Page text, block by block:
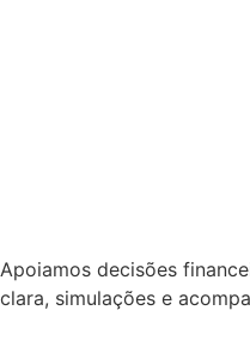
Apoiamos decisões
clara, simulações e